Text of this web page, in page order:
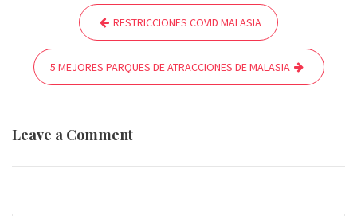
Navegación
entradas
RESTRICCIONES COVID MALASIA
5 MEJORES PARQUES DE ATRACCIONES DE MALASIA
Leave a Comment